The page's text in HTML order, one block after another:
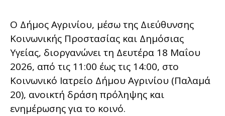
Ο Δήμος Αγρινίου, μέσω της Διεύθυνσης
Κοινωνικής Προστασίας και Δημόσιας
Υγείας, διοργανώνει τη Δευτέρα 18 Μαΐου
2026, από τις 11:00 έως τις 14:00, στο
Κοινωνικό Ιατρείο Δήμου Αγρινίου (Παλαμά
20), ανοικτή δράση πρόληψης και
ενημέρωσης για το κοινό.